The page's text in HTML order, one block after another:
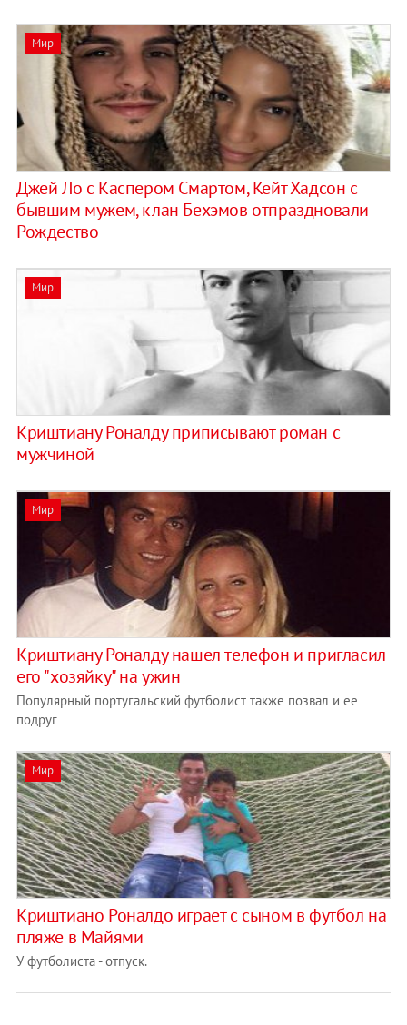
Мир
Джей Ло с Каспером Смартом, Кейт Хадсон с
бывшим мужем, клан Бехэмов отпраздновали
Рождество
Мир
Криштиану Роналду приписывают роман с
мужчиной
Мир
Криштиану Роналду нашел телефон и пригласил
его "хозяйку" на ужин
Популярный португальский футболист также позвал и ее
подруг
Мир
Криштиано Роналдо играет с сыном в футбол на
пляже в Майями
У футболиста - отпуск.